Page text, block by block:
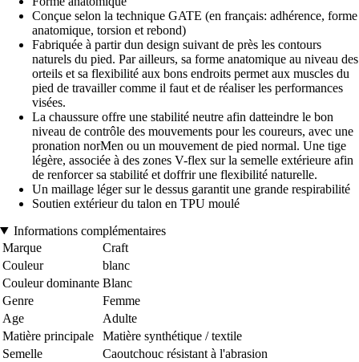
Conçue selon la technique GATE (en français: adhérence, forme
anatomique, torsion et rebond)
Fabriquée à partir dun design suivant de près les contours
naturels du pied. Par ailleurs, sa forme anatomique au niveau des
orteils et sa flexibilité aux bons endroits permet aux muscles du
pied de travailler comme il faut et de réaliser les performances
visées.
La chaussure offre une stabilité neutre afin datteindre le bon
niveau de contrôle des mouvements pour les coureurs, avec une
pronation norMen ou un mouvement de pied normal. Une tige
légère, associée à des zones V-flex sur la semelle extérieure afin
de renforcer sa stabilité et doffrir une flexibilité naturelle.
Un maillage léger sur le dessus garantit une grande respirabilité
Soutien extérieur du talon en TPU moulé
Informations complémentaires
Marque
Craft
Couleur
blanc
Couleur dominante Blanc
Genre
Femme
Age
Adulte
Matière principale
Matière synthétique / textile
Semelle
Caoutchouc résistant à l'abrasion